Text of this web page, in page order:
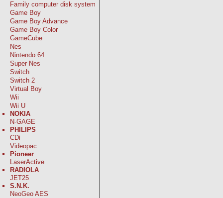
Family computer disk system
Game Boy
Game Boy Advance
Game Boy Color
GameCube
Nes
Nintendo 64
Super Nes
Switch
Switch 2
Virtual Boy
Wii
Wii U
NOKIA
N-GAGE
PHILIPS
CDi
Videopac
Pioneer
LaserActive
RADIOLA
JET25
S.N.K.
NeoGeo AES